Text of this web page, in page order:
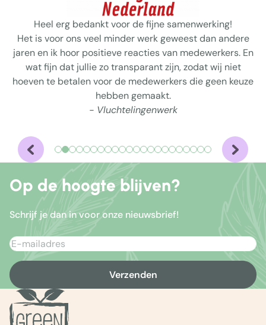
Heel erg bedankt voor de fijne samenwerking!
Het is voor ons veel minder werk geweest dan andere
jaren en ik hoor positieve reacties van medewerkers. En
wat fijn dat jullie zo transparant zijn, zodat wij niet
hoeven te betalen voor de medewerkers die geen keuze
hebben gemaakt.
- Vluchtelingenwerk
Op de hoogte blijven?
Schrijf je dan in voor onze nieuwsbrief!
Verzenden